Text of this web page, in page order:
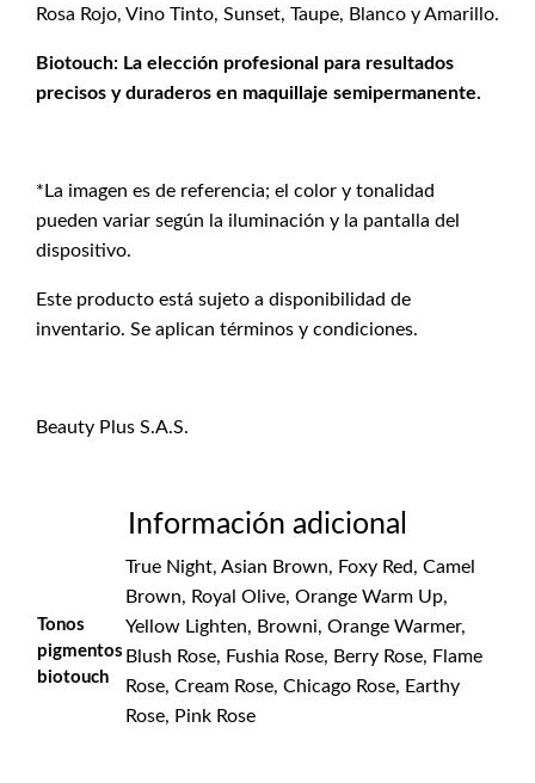
Rosa Rojo, Vino Tinto, Sunset, Taupe, Blanco y Amarillo.
Biotouch: La elección profesional para resultados
precisos y duraderos en maquillaje semipermanente.
*La imagen es de referencia; el color y tonalidad
pueden variar según la iluminación y la pantalla del
dispositivo.
Este producto está sujeto a disponibilidad de
inventario. Se aplican términos y condiciones.
Beauty Plus S.A.S.
Información adicional
Tonos
pigmentos
biotouch
True Night, Asian Brown, Foxy Red, Camel
Brown, Royal Olive, Orange Warm Up,
Yellow Lighten, Browni, Orange Warmer,
Blush Rose, Fushia Rose, Berry Rose, Flame
Rose, Cream Rose, Chicago Rose, Earthy
Rose, Pink Rose